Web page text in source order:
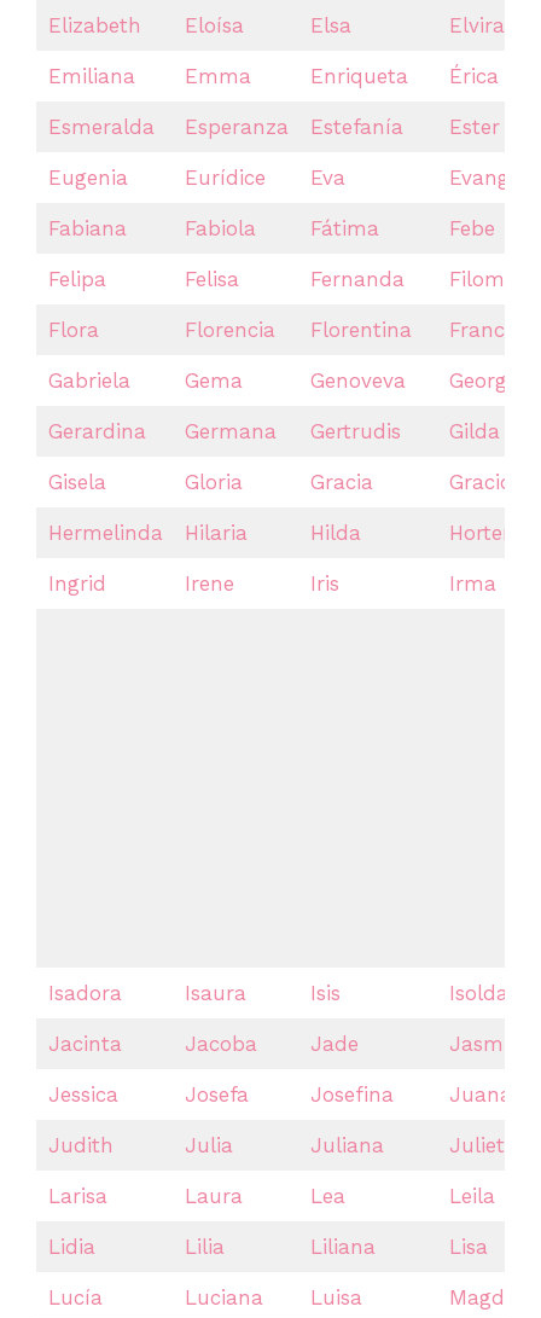
Elizabeth Eloísa Elsa Elvira
Emiliana Emma Enriqueta Érica
Esmeralda Esperanza Estefanía Ester
Eugenia Eurídice Eva
Fabiana Fabiola Fátima Febe
Felipa Felisa Fernanda Filomena
Flora Florencia Florentina Francisca
Gabriela Gema Genoveva Georgia
Gerardina Germana Gertrudis Gilda
Gisela Gloria Gracia Graciosa
Hermelinda Hilaria Hilda Hortensia
Ingrid Irene Iris Irma
Isadora Isaura Isis Isolda
Jacinta Jacoba Jade Jasmin
Jessica Josefa Josefina Juana
Judith Julia Juliana Julieta
Larisa Laura Lea Leila
Lidia Lilia Liliana Lisa
Lucía Luciana Luisa